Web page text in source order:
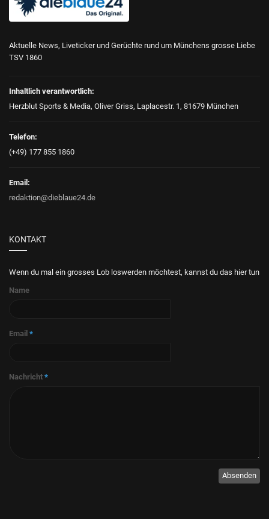
Aktuelle News, Liveticker und Gerüchte rund um Münchens grosse Liebe
TSV 1860
Inhaltlich verantwortlich:
Herzblut Sports & Media, Oliver Griss, Laplacestr. 1, 81679 München
Telefon:
(+49) 177 855 1860
Email:
redaktion@dieblaue24.de
KONTAKT
Wenn du mal ein grosses Lob loswerden möchtest, kannst du das hier tun
Name
Email *
Nachricht *
Absenden